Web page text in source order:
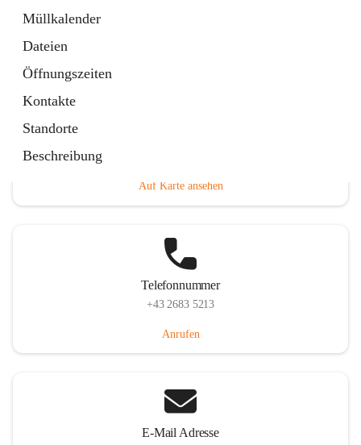
Müllkalender
Dateien
Öffnungszeiten
Kontakte
Standorte
Beschreibung
Auf Karte ansehen
Telefonnummer
+43 2683 5213
Anrufen
E-Mail Adresse